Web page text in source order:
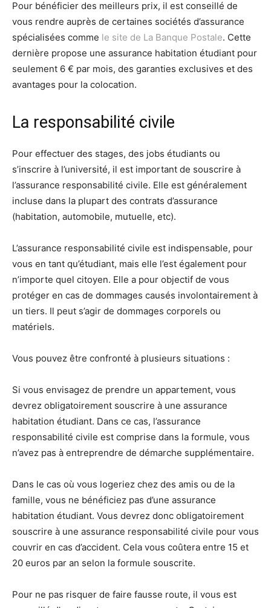
Pour bénéficier des meilleurs prix, il est conseillé de
vous rendre auprès de certaines sociétés d’assurance
spécialisées comme le site de La Banque Postale. Cette
dernière propose une assurance habitation étudiant pour
seulement 6 € par mois, des garanties exclusives et des
avantages pour la colocation.
​La responsabilité civile
Pour effectuer des stages, des jobs étudiants ou
s’inscrire à l’université, il est important de souscrire à
l’assurance responsabilité civile. Elle est généralement
incluse dans la plupart des contrats d’assurance
(habitation, automobile, mutuelle, etc).
L’assurance responsabilité civile est indispensable, pour
vous en tant qu’étudiant, mais elle l’est également pour
n’importe quel citoyen. Elle a pour objectif de vous
protéger en cas de dommages causés involontairement à
un tiers. Il peut s’agir de dommages corporels ou
matériels.
Vous pouvez être confronté à plusieurs situations :
Si vous envisagez de prendre un appartement, vous
devrez obligatoirement souscrire à une assurance
habitation étudiant. Dans ce cas, l’assurance
responsabilité civile est comprise dans la formule, vous
n’avez pas à entreprendre de démarche supplémentaire.
Dans le cas où vous logeriez chez des amis ou de la
famille, vous ne bénéficiez pas d’une assurance
habitation étudiant. Vous devrez donc obligatoirement
souscrire à une assurance responsabilité civile pour vous
couvrir en cas d’accident. Cela vous coûtera entre 15 et
20 euros par an selon la formule souscrite.
Pour ne pas risquer de faire fausse route, il vous est